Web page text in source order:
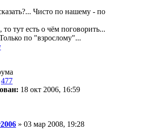
Чисто по нашему - по
то тут есть о чём поговорить...
по "взрослому"...
477
18 окт 2006, 16:59
» 03 мар 2008, 19:28